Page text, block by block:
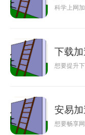
科学上网
下载
想要提升
安易
想要畅享